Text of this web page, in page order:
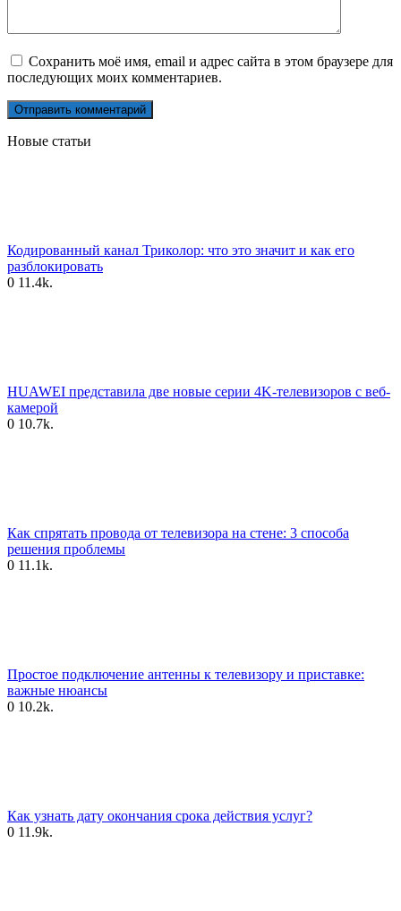
Сохранить моё имя, email и адрес сайта в этом браузере для
последующих моих комментариев.
Новые статьи
Кодированный канал Триколор: что это значит и как его
разблокировать
0 11.4k.
HUAWEI представила две новые серии 4K-телевизоров с веб-
камерой
0 10.7k.
Как спрятать провода от телевизора на стене: 3 способа
решения проблемы
0 11.1k.
Простое подключение антенны к телевизору и приставке:
важные нюансы
0 10.2k.
Как узнать дату окончания срока действия услуг?
0 11.9k.